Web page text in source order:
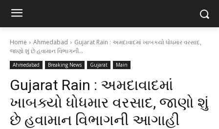
Home Ahmedabad
Gujarat Rain : અમદાવાદમાં ખાબક્યો ધોધમાર વરસાદ,
જાણો શું છે હવામાન વિભાગની...
Ahmedabad Breaking News Gujarat Main
Gujarat Rain : અમદાવાદમાં
ખાબક્યો ધોધમાર વરસાદ, જાણો શું
છે હવામાન વિભાગની આગાહી